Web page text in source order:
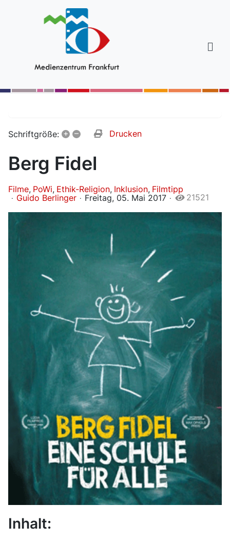
Schriftgröße: + – Drucken
Berg Fidel
Filme PoWi Ethik-Religion Inklusion Filmtipp
Guido Berlinger
Freitag, 05. Mai 2017 21521
Inhalt: